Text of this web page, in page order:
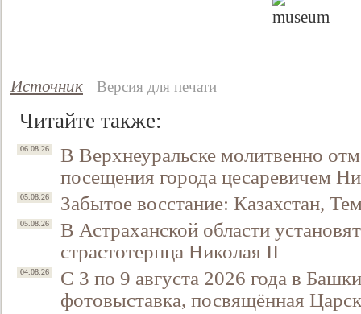
Источник Версия для печати
Читайте также:
06.08.26
В Верхнеуральске молитвенно
посещения города цесаревичем
05.08.26 Забытое восстание: Казахстан,
05.08.26
В Астраханской области
страстотерпца Николая II
04.08.26
С 3 по 9 августа 2026 года в
фотовыставка, посвящённая